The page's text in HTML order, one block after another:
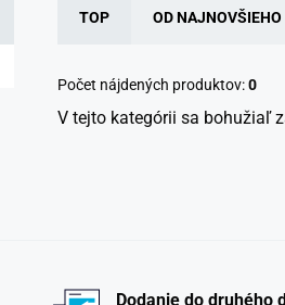
TOP OD NAJNOVŠIEHO
Počet nájdených produktov:0
V tejto kategórii sa bohužiaľ
Dodanie do druhého